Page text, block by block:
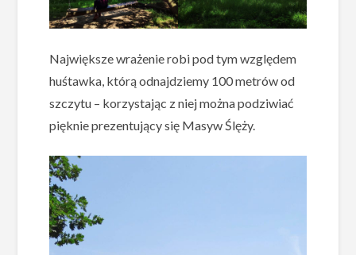
Największe wrażenie robi pod tym względem
huśtawka, którą odnajdziemy 100 metrów od
szczytu – korzystając z niej można podziwiać
pięknie prezentujący się Masyw Ślęży.